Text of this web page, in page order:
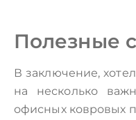
Полезные
В заключение,
на несколько
офисных ковровых